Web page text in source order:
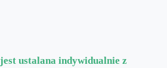
ustalana indywidualnie z